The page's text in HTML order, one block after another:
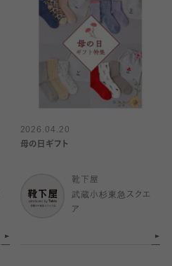
2026.04.20
母の日ギフト
靴下屋
武蔵小杉東急スクエ
ア